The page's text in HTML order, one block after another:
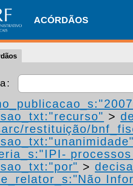
ACÓRDÃOS
>
restituição/
>